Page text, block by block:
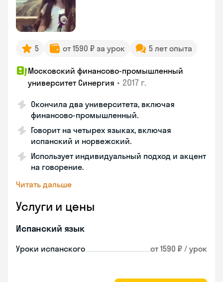
5 от 1590 ₽ за урок 5 лет опыта
Московский финансово-промышленный
университет Синергия • 2017 г.
Окончила два университета, включая
финансово-промышленный.
Говорит на четырех языках, включая
испанский и норвежский.
Использует индивидуальный подход и акцент
на говорение.
Читать дальше
Услуги и цены
Испанский язык
Уроки испанского от 1590 ₽ / урок